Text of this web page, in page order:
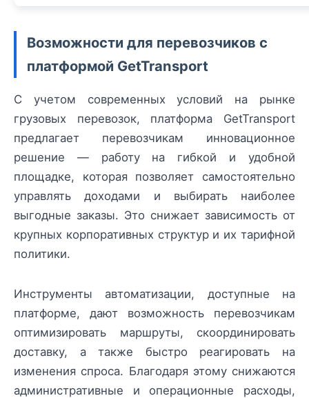
Возможности для перевозчиков с
платформой GetTransport
С учетом современных условий на рынке
грузовых перевозок, платформа GetTransport
предлагает перевозчикам инновационное
решение — работу на гибкой и удобной
площадке, которая позволяет самостоятельно
управлять доходами и выбирать наиболее
выгодные заказы. Это снижает зависимость от
крупных корпоративных структур и их тарифной
политики.
Инструменты автоматизации, доступные на
платформе, дают возможность перевозчикам
оптимизировать маршруты, скоординировать
доставку, а также быстро реагировать на
изменения спроса. Благодаря этому снижаются
административные и операционные расходы,